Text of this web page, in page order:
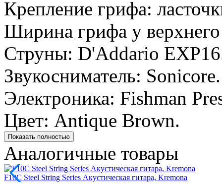
Крепление грифа:
Ширина грифа у
Струны: D'Addario
Звукосниматель: Sonicore.
Электроника: Fishman
Цвет: Antique Brown.
Показать полностью
Аналогичные товары
F10C Steel String Series Акустическая гитара, Kremona